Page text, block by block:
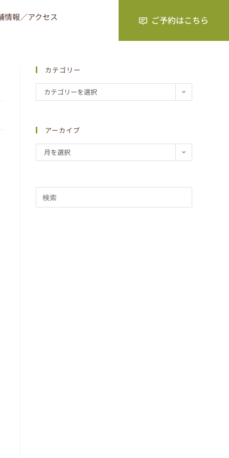
情報／アクセス
カテゴリー
カテゴリーを選択
アーカイブ
月を選択